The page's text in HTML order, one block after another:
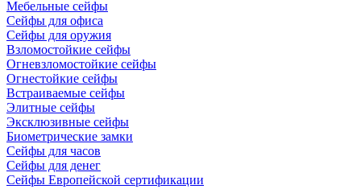
Мебельные сейфы
Сейфы для офиса
Сейфы для оружия
Взломостойкие сейфы
Огневзломостойкие сейфы
Огнестойкие сейфы
Встраиваемые сейфы
Элитные сейфы
Эксклюзивные сейфы
Биометрические замки
Сейфы для часов
Сейфы для денег
Сейфы Европейской сертификации